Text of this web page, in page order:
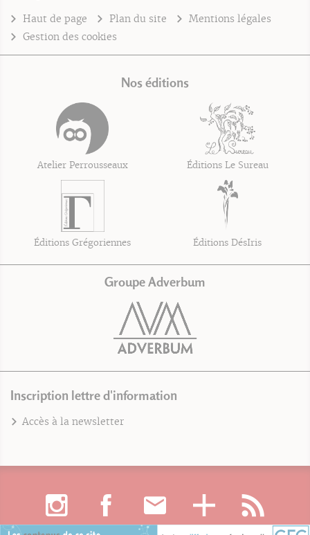
Haut de page Plan du site
Mentions légales
Gestion des cookies
Nos éditions
Atelier Perrousseaux Éditions Le Sureau
Éditions Grégoriennes Éditions DésIris
Groupe Adverbum
Inscription lettre d'information
Accès à la newsletter